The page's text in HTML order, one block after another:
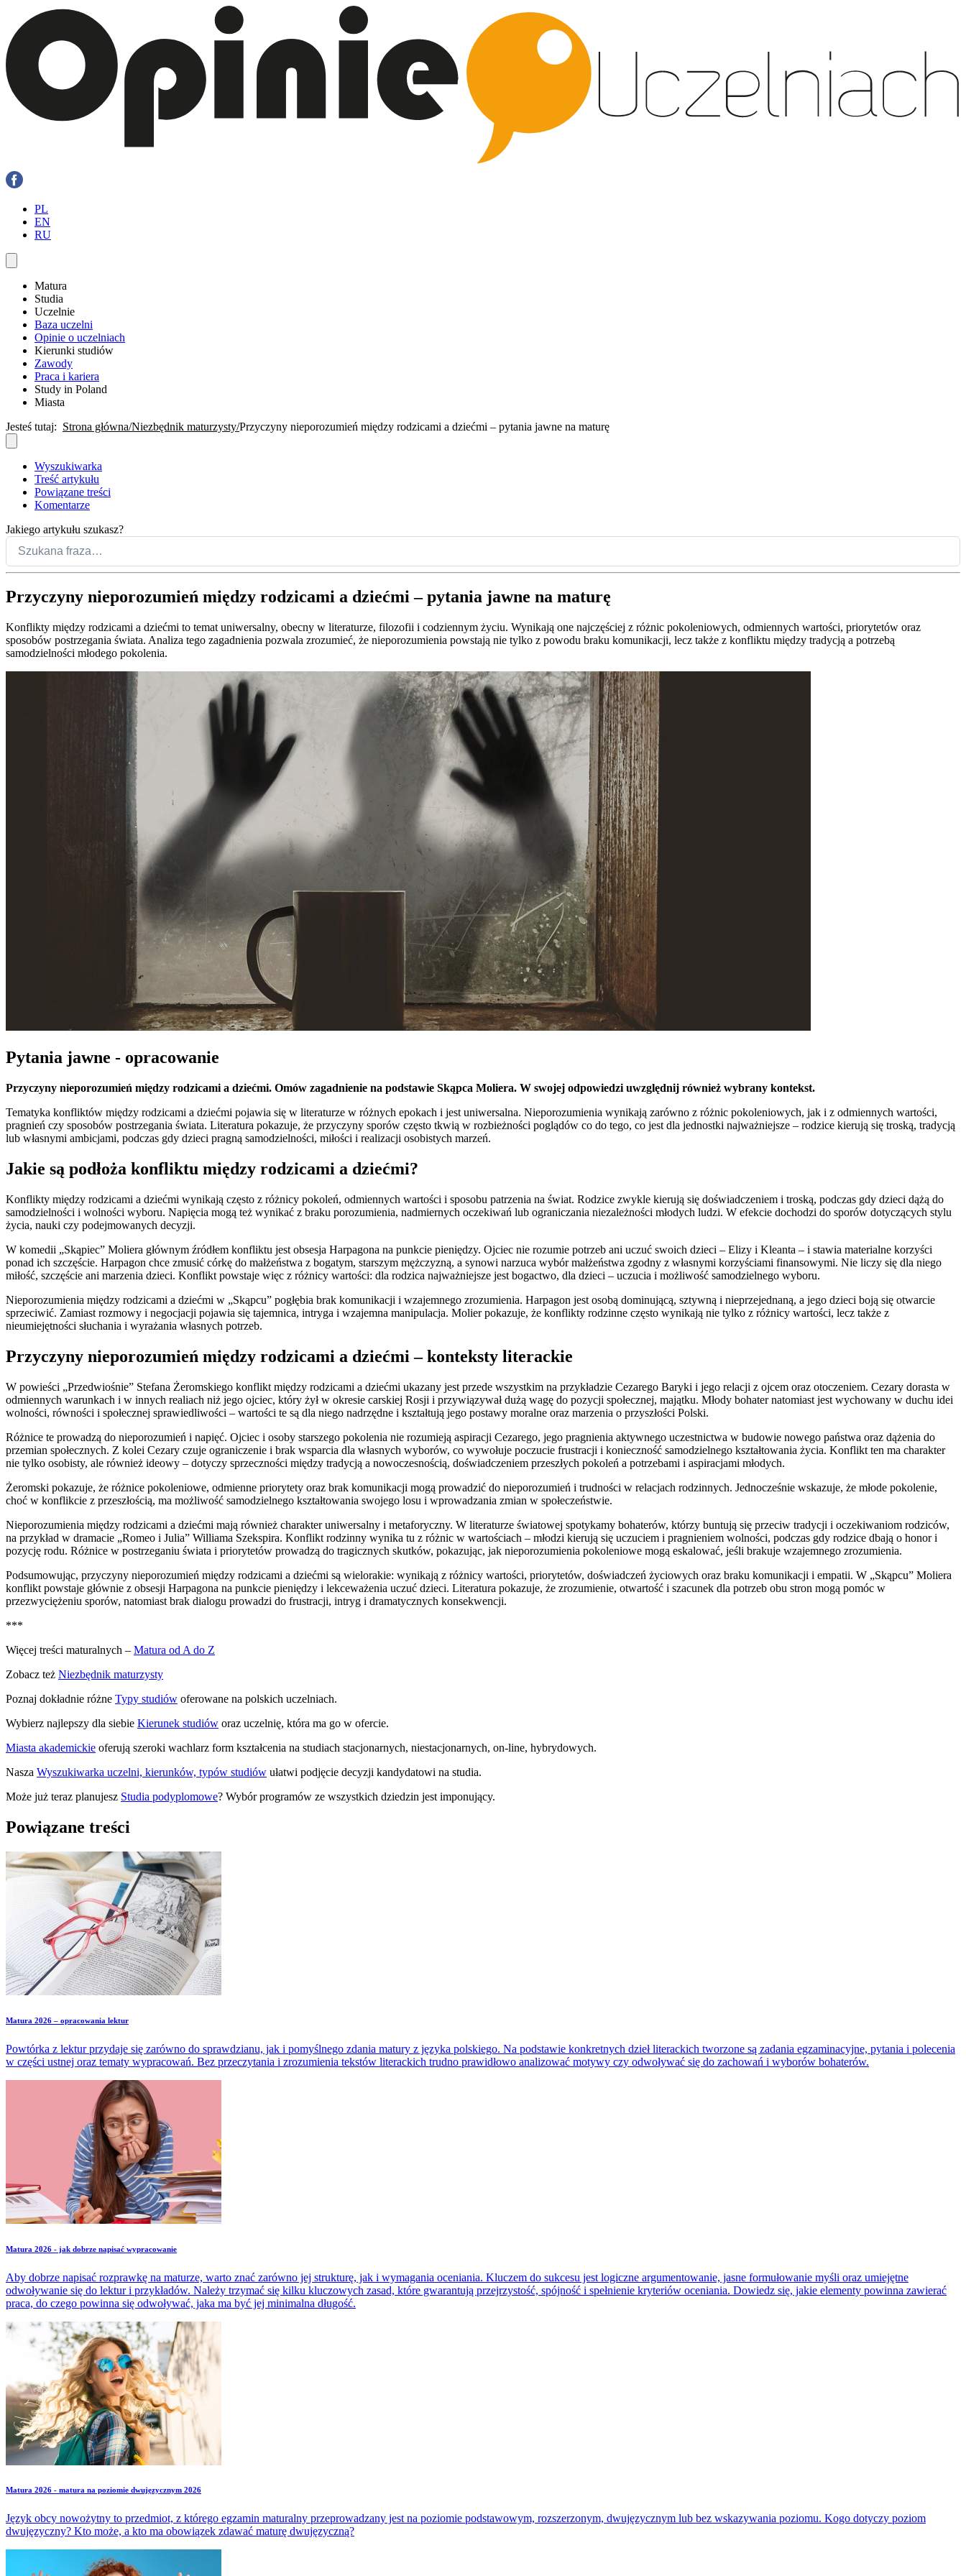
PL
EN
RU
Matura
Studia
Uczelnie
Baza uczelni
Opinie o uczelniach
Kierunki studiów
Zawody
Praca i kariera
Study in Poland
Miasta
Jesteś tutaj: Strona główna Niezbędnik maturzysty Przyczyny nieporozumień między rodzicami a dziećmi – pytania jawne na maturę
Wyszukiwarka
Treść artykułu
Powiązane treści
Komentarze
Jakiego artykułu szukasz?
Przyczyny nieporozumień między rodzicami a dziećmi – pytania jawne na maturę
Konflikty między rodzicami a dziećmi to temat uniwersalny, obecny w literaturze, filozofii i codziennym życiu. Wynikają one najczęściej z różnic pokoleniowych, odmiennych wartości, priorytetów oraz
sposobów postrzegania świata. Analiza tego zagadnienia pozwala zrozumieć, że nieporozumienia powstają nie tylko z powodu braku komunikacji, lecz także z konfliktu między tradycją a potrzebą
samodzielności młodego pokolenia.
Pytania jawne - opracowanie
Przyczyny nieporozumień między rodzicami a dziećmi. Omów zagadnienie na podstawie Skąpca Moliera. W swojej odpowiedzi uwzględnij również wybrany kontekst.
Tematyka konfliktów między rodzicami a dziećmi pojawia się w literaturze w różnych epokach i jest uniwersalna. Nieporozumienia wynikają zarówno z różnic pokoleniowych, jak i z odmiennych wartości,
pragnień czy sposobów postrzegania świata. Literatura pokazuje, że przyczyny sporów często tkwią w rozbieżności poglądów co do tego, co jest dla jednostki najważniejsze – rodzice kierują się troską, tradycją
lub własnymi ambicjami, podczas gdy dzieci pragną samodzielności, miłości i realizacji osobistych marzeń.
Jakie są podłoża konfliktu między rodzicami a dziećmi?
Konflikty między rodzicami a dziećmi wynikają często z różnicy pokoleń, odmiennych wartości i sposobu patrzenia na świat. Rodzice zwykle kierują się doświadczeniem i troską, podczas gdy dzieci dążą do
samodzielności i wolności wyboru. Napięcia mogą też wynikać z braku porozumienia, nadmiernych oczekiwań lub ograniczania niezależności młodych ludzi. W efekcie dochodzi do sporów dotyczących stylu
życia, nauki czy podejmowanych decyzji.
W komedii „Skąpiec” Moliera głównym źródłem konfliktu jest obsesja Harpagona na punkcie pieniędzy. Ojciec nie rozumie potrzeb ani uczuć swoich dzieci – Elizy i Kleanta – i stawia materialne korzyści
ponad ich szczęście. Harpagon chce zmusić córkę do małżeństwa z bogatym, starszym mężczyzną, a synowi narzuca wybór małżeństwa zgodny z własnymi korzyściami finansowymi. Nie liczy się dla niego
miłość, szczęście ani marzenia dzieci. Konflikt powstaje więc z różnicy wartości: dla rodzica najważniejsze jest bogactwo, dla dzieci – uczucia i możliwość samodzielnego wyboru.
Nieporozumienia między rodzicami a dziećmi w „Skąpcu” pogłębia brak komunikacji i wzajemnego zrozumienia. Harpagon jest osobą dominującą, sztywną i nieprzejednaną, a jego dzieci boją się otwarcie
sprzeciwić. Zamiast rozmowy i negocjacji pojawia się tajemnica, intryga i wzajemna manipulacja. Molier pokazuje, że konflikty rodzinne często wynikają nie tylko z różnicy wartości, lecz także z
nieumiejętności słuchania i wyrażania własnych potrzeb.
Przyczyny nieporozumień między rodzicami a dziećmi – konteksty literackie
W powieści „Przedwiośnie” Stefana Żeromskiego konflikt między rodzicami a dziećmi ukazany jest przede wszystkim na przykładzie Cezarego Baryki i jego relacji z ojcem oraz otoczeniem. Cezary dorasta w
odmiennych warunkach i w innych realiach niż jego ojciec, który żył w okresie carskiej Rosji i przywiązywał dużą wagę do pozycji społecznej, majątku. Młody bohater natomiast jest wychowany w duchu idei
wolności, równości i społecznej sprawiedliwości – wartości te są dla niego nadrzędne i kształtują jego postawy moralne oraz marzenia o przyszłości Polski.
Różnice te prowadzą do nieporozumień i napięć. Ojciec i osoby starszego pokolenia nie rozumieją aspiracji Cezarego, jego pragnienia aktywnego uczestnictwa w budowie nowego państwa oraz dążenia do
przemian społecznych. Z kolei Cezary czuje ograniczenie i brak wsparcia dla własnych wyborów, co wywołuje poczucie frustracji i konieczność samodzielnego kształtowania życia. Konflikt ten ma charakter
nie tylko osobisty, ale również ideowy – dotyczy sprzeczności między tradycją a nowoczesnością, doświadczeniem przeszłych pokoleń a potrzebami i aspiracjami młodych.
Żeromski pokazuje, że różnice pokoleniowe, odmienne priorytety oraz brak komunikacji mogą prowadzić do nieporozumień i trudności w relacjach rodzinnych. Jednocześnie wskazuje, że młode pokolenie,
choć w konflikcie z przeszłością, ma możliwość samodzielnego kształtowania swojego losu i wprowadzania zmian w społeczeństwie.
Nieporozumienia między rodzicami a dziećmi mają również charakter uniwersalny i metaforyczny. W literaturze światowej spotykamy bohaterów, którzy buntują się przeciw tradycji i oczekiwaniom rodziców,
na przykład w dramacie „Romeo i Julia” Williama Szekspira. Konflikt rodzinny wynika tu z różnic w wartościach – młodzi kierują się uczuciem i pragnieniem wolności, podczas gdy rodzice dbają o honor i
pozycję rodu. Różnice w postrzeganiu świata i priorytetów prowadzą do tragicznych skutków, pokazując, jak nieporozumienia pokoleniowe mogą eskalować, jeśli brakuje wzajemnego zrozumienia.
Podsumowując, przyczyny nieporozumień między rodzicami a dziećmi są wielorakie: wynikają z różnicy wartości, priorytetów, doświadczeń życiowych oraz braku komunikacji i empatii. W „Skąpcu” Moliera
konflikt powstaje głównie z obsesji Harpagona na punkcie pieniędzy i lekceważenia uczuć dzieci. Literatura pokazuje, że zrozumienie, otwartość i szacunek dla potrzeb obu stron mogą pomóc w
przezwyciężeniu sporów, natomiast brak dialogu prowadzi do frustracji, intryg i dramatycznych konsekwencji.
***
Więcej treści maturalnych – Matura od A do Z
Zobacz też Niezbędnik maturzysty
Poznaj dokładnie różne Typy studiów oferowane na polskich uczelniach.
Wybierz najlepszy dla siebie Kierunek studiów oraz uczelnię, która ma go w ofercie.
Miasta akademickie oferują szeroki wachlarz form kształcenia na studiach stacjonarnych, niestacjonarnych, on-line, hybrydowych.
Nasza Wyszukiwarka uczelni, kierunków, typów studiów ułatwi podjęcie decyzji kandydatowi na studia.
Może już teraz planujesz Studia podyplomowe? Wybór programów ze wszystkich dziedzin jest imponujący.
Powiązane treści
Matura 2026 – opracowania lektur
Powtórka z lektur przydaje się zarówno do sprawdzianu, jak i pomyślnego zdania matury z języka polskiego. Na podstawie konkretnych dzieł literackich tworzone są zadania egzaminacyjne, pytania i polecenia
w części ustnej oraz tematy wypracowań. Bez przeczytania i zrozumienia tekstów literackich trudno prawidłowo analizować motywy czy odwoływać się do zachowań i wyborów bohaterów.
Matura 2026 - jak dobrze napisać wypracowanie
Aby dobrze napisać rozprawkę na maturze, warto znać zarówno jej strukturę, jak i wymagania oceniania. Kluczem do sukcesu jest logiczne argumentowanie, jasne formułowanie myśli oraz umiejętne
odwoływanie się do lektur i przykładów. Należy trzymać się kilku kluczowych zasad, które gwarantują przejrzystość, spójność i spełnienie kryteriów oceniania. Dowiedz się, jakie elementy powinna zawierać
praca, do czego powinna się odwoływać, jaka ma być jej minimalna długość.
Matura 2026 - matura na poziomie dwujęzycznym 2026
Język obcy nowożytny to przedmiot, z którego egzamin maturalny przeprowadzany jest na poziomie podstawowym, rozszerzonym, dwujęzycznym lub bez wskazywania poziomu. Kogo dotyczy poziom
dwujęzyczny? Kto może, a kto ma obowiązek zdawać maturę dwujęzyczną?